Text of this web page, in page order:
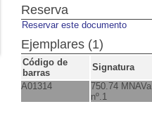
Reserva
Reservar este documento
Ejemplares (1)
Código de
barras
Signatura
A01314
750.74 MNAVa
nº.1